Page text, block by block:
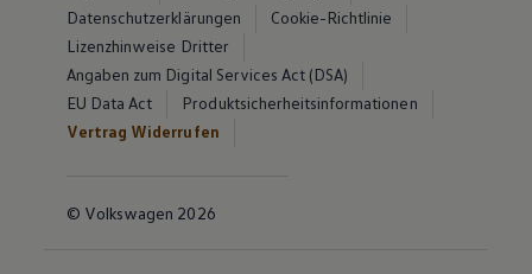
Datenschutzerklärungen
Cookie-Richtlinie
Lizenzhinweise Dritter
Angaben zum Digital Services Act (DSA)
EU Data Act
Produktsicherheitsinformationen
Vertrag Widerrufen
© Volkswagen 2026